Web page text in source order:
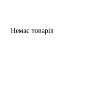
Немає товарів